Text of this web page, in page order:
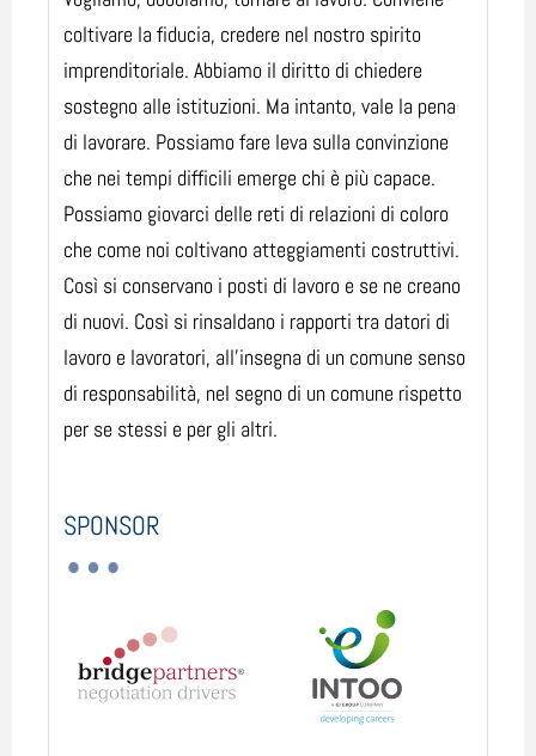
coltivare la fiducia, credere nel nostro spirito
imprenditoriale. Abbiamo il diritto di chiedere
sostegno alle istituzioni. Ma intanto, vale la pena
di lavorare. Possiamo fare leva sulla convinzione
che nei tempi difficili emerge chi è più capace.
Possiamo giovarci delle reti di relazioni di coloro
che come noi coltivano atteggiamenti costruttivi.
Così si conservano i posti di lavoro e se ne creano
di nuovi. Così si rinsaldano i rapporti tra datori di
lavoro e lavoratori, all'insegna di un comune senso
di responsabilità, nel segno di un comune rispetto
per se stessi e per gli altri.
SPONSOR